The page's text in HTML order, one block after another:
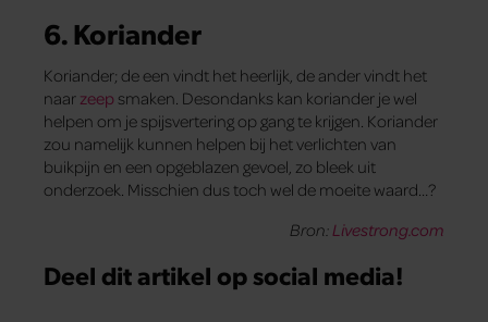
6. Koriander
Koriander; de een vindt het heerlijk, de ander vindt het
naar zeep smaken. Desondanks kan koriander je wel
helpen om je spijsvertering op gang te krijgen. Koriander
zou namelijk kunnen helpen bij het verlichten van
buikpijn en een opgeblazen gevoel, zo bleek uit
onderzoek. Misschien dus toch wel de moeite waard…?
Bron:Livestrong.com
Deel dit artikel op social media!